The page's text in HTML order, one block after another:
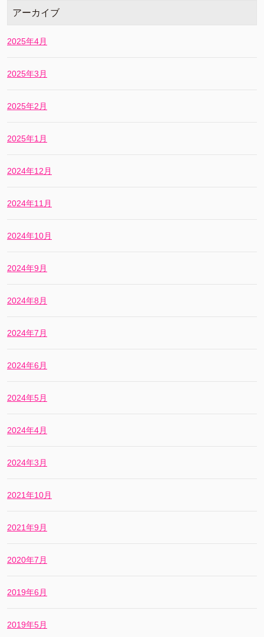
アーカイブ
2025年4月
2025年3月
2025年2月
2025年1月
2024年12月
2024年11月
2024年10月
2024年9月
2024年8月
2024年7月
2024年6月
2024年5月
2024年4月
2024年3月
2021年10月
2021年9月
2020年7月
2019年6月
2019年5月